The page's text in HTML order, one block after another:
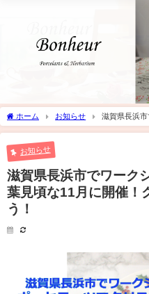
ホーム お知らせ
滋賀県長浜
11月に開催！クリスマスプレートを作ろ
お知らせ
滋賀県長浜市でワーク
葉見頃な11月に開催！
う！